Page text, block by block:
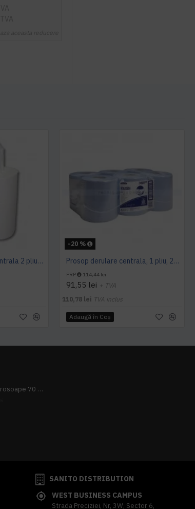
Prosop cu derulare centrala 2 pliuri 100 m, portionata, alb, celuloza 100%, AQAS
-20 %
Prosop derulare centrala, 1 pliu, 200 m Wypall L10
PRP 114,44 lei
91,55 lei + TVA
110,78 lei TVA inclus
Adaugă în Coş
Pachet 10 prosoape 70 x 140cm 9 + 1 gratuit
SANITO DISTRIBUTION
WEST BUSINESS CAMPUS
Strada Preciziei, Nr, 3W, Sector 6,